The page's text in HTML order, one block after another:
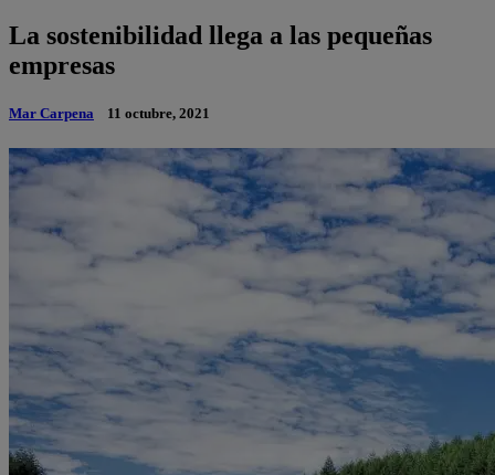
La sostenibilidad llega a las pequeñas
empresas
Mar Carpena 11 octubre, 2021